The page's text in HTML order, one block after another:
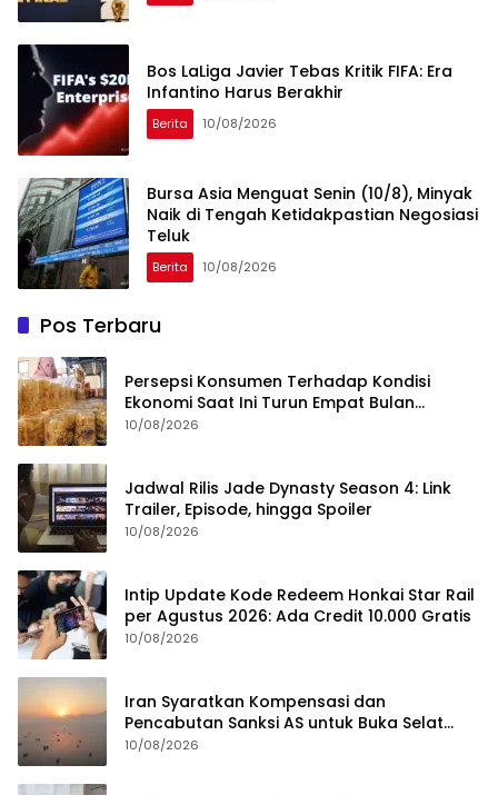
Bos LaLiga Javier Tebas Kritik FIFA: Era
Infantino Harus Berakhir
Berita 10/08/2026
Bursa Asia Menguat Senin (10/8), Minyak
Naik di Tengah Ketidakpastian Negosiasi
Teluk
Berita 10/08/2026
Pos Terbaru
Persepsi Konsumen Terhadap Kondisi
Ekonomi Saat Ini Turun Empat Bulan
Berturut-Turut
10/08/2026
Jadwal Rilis Jade Dynasty Season 4: Link
Trailer, Episode, hingga Spoiler
10/08/2026
Intip Update Kode Redeem Honkai Star Rail
per Agustus 2026: Ada Credit 10.000 Gratis
10/08/2026
Iran Syaratkan Kompensasi dan
Pencabutan Sanksi AS untuk Buka Selat
Hormuz
10/08/2026